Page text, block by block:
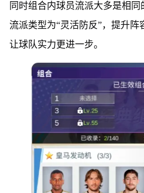
同时组合内球员流派大多是相
流派类型为“灵活防反”，提升
让球队实力更进一步。